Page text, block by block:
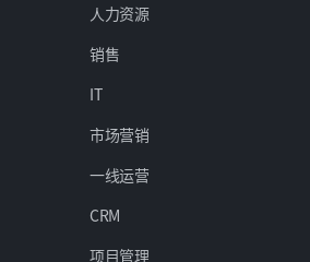
人力资源
销售
IT
市场营销
一线运营
CRM
项目管理